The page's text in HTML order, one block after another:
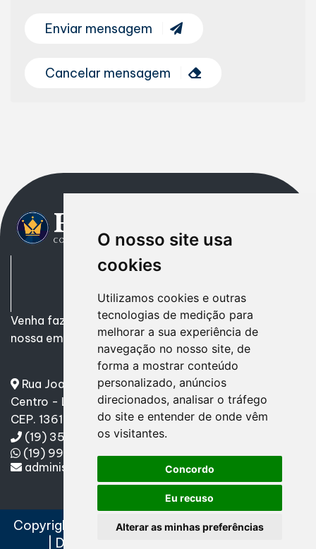
O nosso site usa
cookies
Utilizamos cookies e outras
tecnologias de medição para
melhorar a sua experiência de
navegação no nosso site, de
forma a mostrar conteúdo
personalizado, anúncios
direcionados, analisar o tráfego
do site e entender de onde vêm
os visitantes.
Concordo
Eu recuso
Alterar as minhas preferências
Enviar mensagem
Cancelar mensagem
Venha fazer uma parceria de Sucesso! Encontre em
nossa empresa tudo o que precisa.
Rua Joaquim Mourão, nº 760
Centro - Leme/SP
CEP. 13610-070
(19) 3571-9665
(19) 99192-0303
administracao@pontualescritorio.com.br
Copyright 2024Pontual Escritório Contábil
| Desenvolvido por